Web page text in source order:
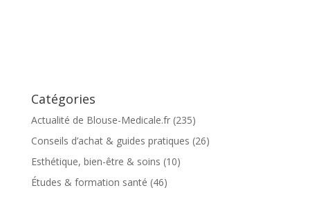
Catégories
Actualité de Blouse-Medicale.fr(235)
Conseils d’achat & guides pratiques (26)
Esthétique, bien-être & soins (10)
Études & formation santé (46)